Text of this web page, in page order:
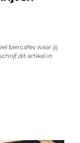
biercafés waar jij
dit artikel in